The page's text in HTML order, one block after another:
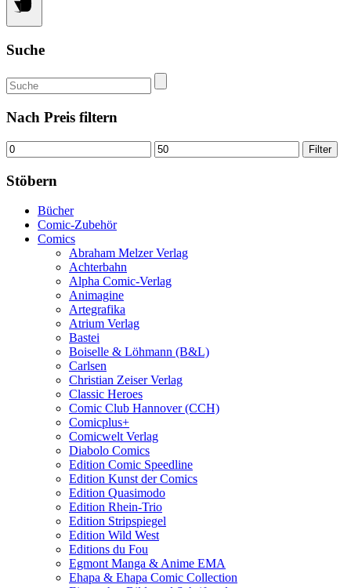
Suche
Suchen
nach:
Nach Preis filtern
Min.
Preis
Max.
Preis
Filter
Stöbern
Bücher
Comic-Zubehör
Comics
Abraham Melzer Verlag
Achterbahn
Alpha Comic-Verlag
Animagine
Artegrafika
Atrium Verlag
Bastei
Boiselle & Löhmann (B&L)
Carlsen
Christian Zeiser Verlag
Classic Heroes
Comic Club Hannover (CCH)
Comicplus+
Comicwelt Verlag
Diabolo Comics
Edition Comic Speedline
Edition Kunst der Comics
Edition Quasimodo
Edition Rhein-Trio
Edition Stripspiegel
Edition Wild West
Editions du Fou
Egmont Manga & Anime EMA
Ehapa & Ehapa Comic Collection